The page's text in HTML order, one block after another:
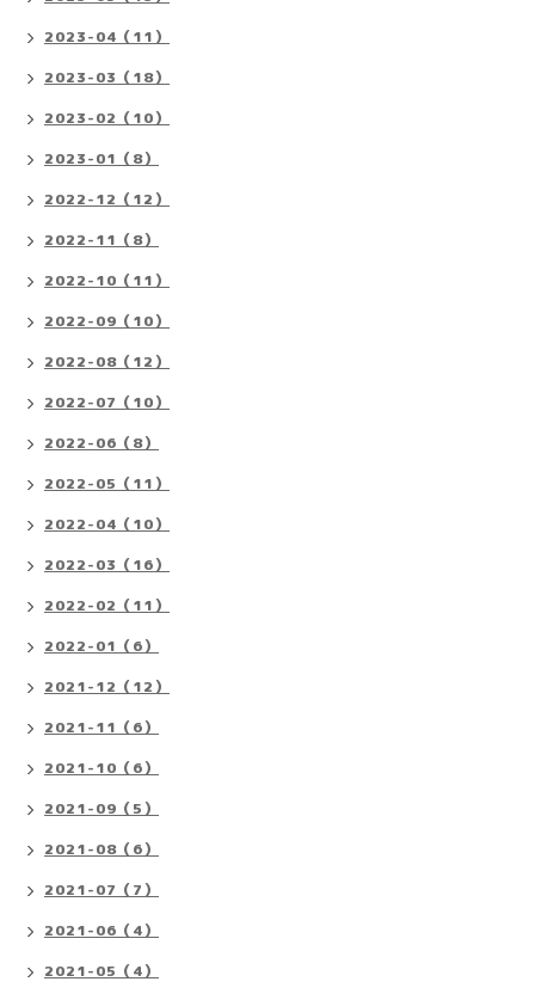
2023-04（11）
2023-03（18）
2023-02（10）
2023-01（8）
2022-12（12）
2022-11（8）
2022-10（11）
2022-09（10）
2022-08（12）
2022-07（10）
2022-06（8）
2022-05（11）
2022-04（10）
2022-03（16）
2022-02（11）
2022-01（6）
2021-12（12）
2021-11（6）
2021-10（6）
2021-09（5）
2021-08（6）
2021-07（7）
2021-06（4）
2021-05（4）